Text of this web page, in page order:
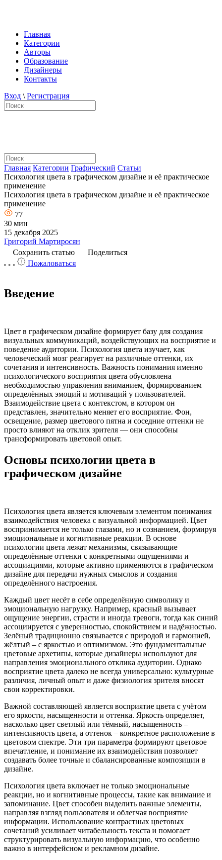
Главная
Категории
Авторы
Образование
Дизайнеры
Контакты
Вход \ Регистрация
Главная Категории Графический Статьи
Психология цвета в графическом дизайне и её практическое
применение
Психология цвета в графическом дизайне и её практическое
применение
77
30 мин
15 декабря 2025
Григорий Мартиросян
Сохранить статью
Поделиться
Пожаловаться
Введение
Цвет в графическом дизайне формирует базу для создания
визуальных коммуникаций, воздействующих на восприятие и
поведение аудитории. Психология цвета изучает, как
человеческий мозг реагирует на различные оттенки, их
сочетания и интенсивность. Важность понимания именно
психологического восприятия цвета обусловлена
необходимостью управления вниманием, формированием
определённых эмоций и мотиваций у пользователей.
Взаимодействие цвета с контекстом, в котором он
представлен, значительно меняет его восприятие. Фон,
освещение, размер цветового пятна и соседние оттенки не
просто влияют на отклик зрителя — они способны
трансформировать цветовой опыт.
Основы психологии цвета в
графическом дизайне
Психология цвета является ключевым элементом понимания
взаимодействия человека с визуальной информацией. Цвет
воспринимается не только глазами, но и сознанием, формируя
эмоциональные и когнитивные реакции. В основе
психологии цвета лежат механизмы, связывающие
определённые оттенки с конкретными ощущениями и
ассоциациями, которые активно применяются в графическом
дизайне для передачи нужных смыслов и создания
определённого настроения.
Каждый цвет несёт в себе определённую символику и
эмоциональную нагрузку. Например, красный вызывает
ощущение энергии, страсти и иногда тревоги, тогда как синий
ассоциируется с уверенностью, спокойствием и надёжностью.
Зелёный традиционно связывается с природой и гармонией,
жёлтый – с яркостью и оптимизмом. Это фундаментальные
цветовые архетипы, которые дизайнеры используют для
направления эмоционального отклика аудитории. Однако
восприятие цвета далеко не всегда универсально: культурные
различия, личный опыт и даже физиология зрителя вносят
свои корректировки.
Важной составляющей является восприятие цвета с учётом
его яркости, насыщенности и оттенка. Яркость определяет,
насколько цвет светлый или тёмный, насыщенность –
интенсивность цвета, а оттенок – конкретное расположение в
цветовом спектре. Эти три параметра формируют цветовое
впечатление, и понимание их взаимодействия позволяет
создавать более точные и сбалансированные композиции в
дизайне.
Психология цвета включает не только эмоциональные
реакции, но и когнитивные процессы, такие как внимание и
запоминание. Цвет способен выделить важные элементы,
направляя взгляд пользователя и облегчая восприятие
информации. Использование контрастных цветовых
сочетаний усиливает читабельность текста и помогает
структурировать визуальную информацию, что особенно
важно в интерфейсном и рекламном дизайне.